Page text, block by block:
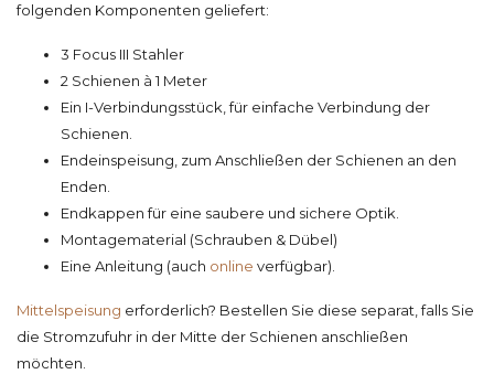
folgenden Komponenten geliefert:
3 Focus III Stahler
2 Schienen à 1 Meter
Ein I-Verbindungsstück, für einfache Verbindung der
Schienen.
Endeinspeisung, zum Anschließen der Schienen an den
Enden.
Endkappen für eine saubere und sichere Optik.
Montagematerial (Schrauben & Dübel)
Eine Anleitung (auch online verfügbar).
Mittelspeisung erforderlich? Bestellen Sie diese separat, falls Sie
die Stromzufuhr in der Mitte der Schienen anschließen
möchten.